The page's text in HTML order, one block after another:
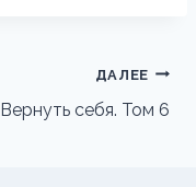
ДАЛЕЕ
Вернуть себя. Том 6